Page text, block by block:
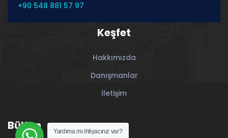
+90 548 881 57 97
Keşfet
Hakkımızda
Danışmanlar
İletişim
Bülten
Yardıma mı ihtiyacınız var?